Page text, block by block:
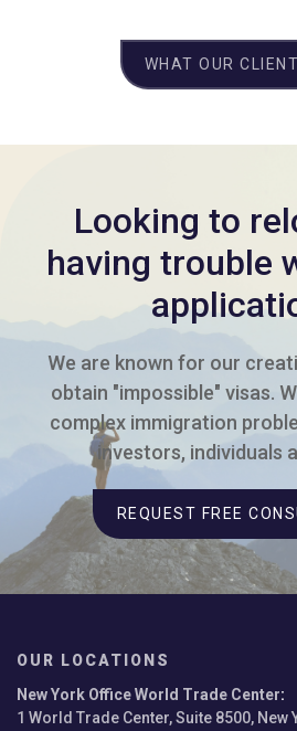
WHAT OUR
Looking to
having trouble
We are known for our
obtain "impossible" visas.
complex immigration
investors, individuals
REQUEST FREE
OUR LOCATIONS
New York Office World Trade Center:
1 World Trade Center, Suite 8500, New